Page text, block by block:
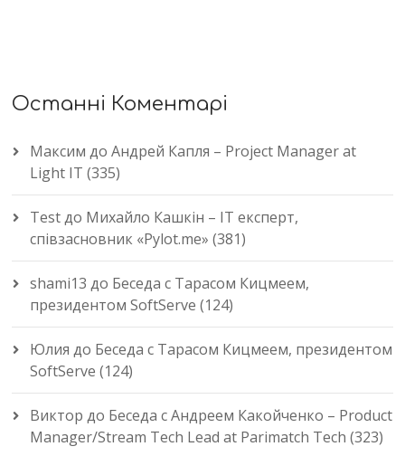
Останні Коментарі
Максим доАндрей Капля – Project Manager at
Light IT (335)
Testдо Михайло Кашкін – IT експерт,
співзасновник «Pylot.me» (381)
shami13 до Беседа с Тарасом Кицмеем,
президентом SoftServe (124)
Юлия до Беседа с Тарасом Кицмеем, президентом
SoftServe (124)
Виктор до Беседа с Андреем Какойченко – Product
Manager/Stream Tech Lead at Parimatch Tech (323)